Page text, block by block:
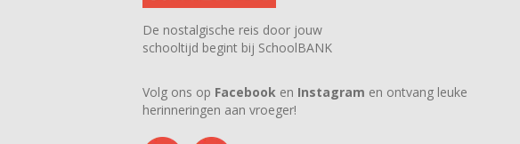
De nostalgische reis door jouw
schooltijd begint bij SchoolBANK
Volg ons op Facebook en Instagram en ontvang leuke
herinneringen aan vroeger!